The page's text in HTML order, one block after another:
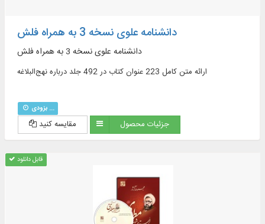
دانشنامه علوی نسخه 3 به همراه فلش
دانشنامه علوی نسخه 3 به همراه فلش
ارائه متن کامل 223 عنوان کتاب در 492 جلد درباره نهج‌البلاغه
بزودی ...
مقایسه کنید جزئیات محصول
قابل دانلود